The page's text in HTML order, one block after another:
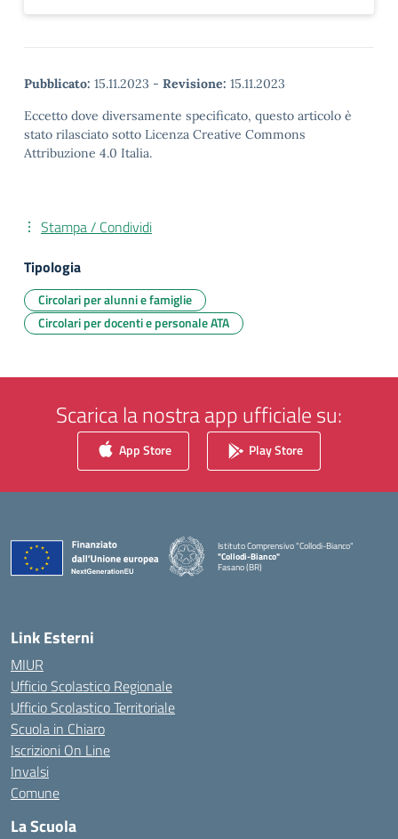
Pubblicato: 15.11.2023 - Revisione: 15.11.2023
Eccetto dove diversamente specificato, questo articolo è
stato rilasciato sotto Licenza Creative Commons
Attribuzione 4.0 Italia.
Stampa / Condividi
Tipologia
Circolari per alunni e famiglie
Circolari per docenti e personale ATA
Scarica la nostra app ufficiale su:
App Store Play Store
Istituto Comprensivo "Collodi-Bianco"
"Collodi-Bianco"
Fasano (BR)
Link Esterni
MIUR
Ufficio Scolastico Regionale
Ufficio Scolastico Territoriale
Scuola in Chiaro
Iscrizioni On Line
Invalsi
Comune
La Scuola